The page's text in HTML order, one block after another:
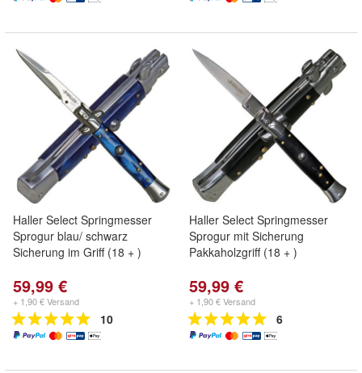
Haller Select Springmesser
Sprogur blau/ schwarz
Sicherung im Griff (18 + )
59,99 €
+ 1,90 € Versand
10
Haller Select Springmesser
Sprogur mit Sicherung
Pakkaholzgriff (18 + )
59,99 €
+ 1,90 € Versand
6